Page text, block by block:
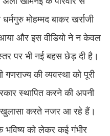
मोहम्मद बाकर खर्राजी
और इस वीडियो ने न केवल
पर भी नई बहस छेड़ दी है।
गणराज्य की व्यवस्था को पूरी
स्थापित करने की अपनी
खुलासा करते नजर आ रहे हैं।
भविष्य को लेकर कई गंभीर